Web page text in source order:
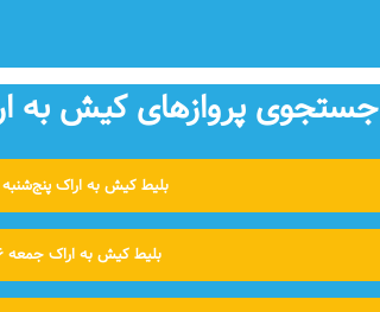
جستجوی پروازهای کیش به
بلیط کیش به اراک پنج‌شنبه ۱۵ مرداد
بلیط کیش به اراک جمعه ۱۶ مرداد